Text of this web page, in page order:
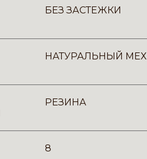
БЕЗ ЗАСТЕЖКИ
НАТУРАЛЬНЫЙ МЕХ
РЕЗИНА
8